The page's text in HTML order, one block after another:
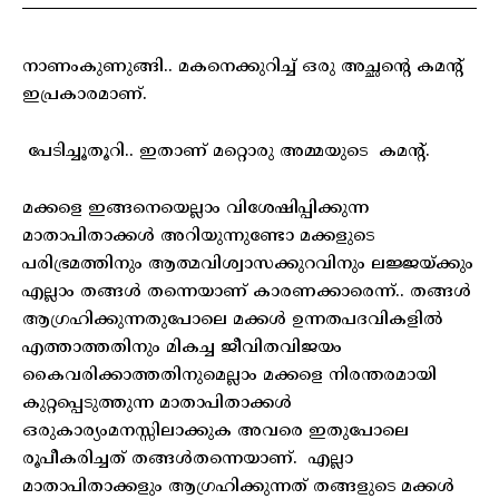
നാണംകുണുങ്ങി.. മകനെക്കുറിച്ച് ഒരു അച്ഛന്റെ കമന്റ്
ഇപ്രകാരമാണ്.
പേടിച്ചൂതൂറി.. ഇതാണ് മറ്റൊരു അമ്മയുടെ കമന്റ്.
മക്കളെ ഇങ്ങനെയെല്ലാം വിശേഷിപ്പിക്കുന്ന
മാതാപിതാക്കൾ അറിയുന്നുണ്ടോ മക്കളുടെ
പരിഭ്രമത്തിനും ആത്മവിശ്വാസക്കുറവിനും ലജ്ജയ്ക്കും
എല്ലാം തങ്ങൾ തന്നെയാണ് കാരണക്കാരെന്ന്.. തങ്ങൾ
ആഗ്രഹിക്കുന്നതുപോലെ മക്കൾ ഉന്നതപദവികളിൽ
എത്താത്തതിനും മികച്ച ജീവിതവിജയം
കൈവരിക്കാത്തതിനുമെല്ലാം മക്കളെ നിരന്തരമായി
കുറ്റപ്പെടുത്തുന്ന മാതാപിതാക്കൾ
ഒരുകാര്യംമനസ്സിലാക്കുക അവരെ ഇതുപോലെ
രൂപീകരിച്ചത് തങ്ങൾതന്നെയാണ്. എല്ലാ
മാതാപിതാക്കളും ആഗ്രഹിക്കുന്നത് തങ്ങളുടെ മക്കൾ